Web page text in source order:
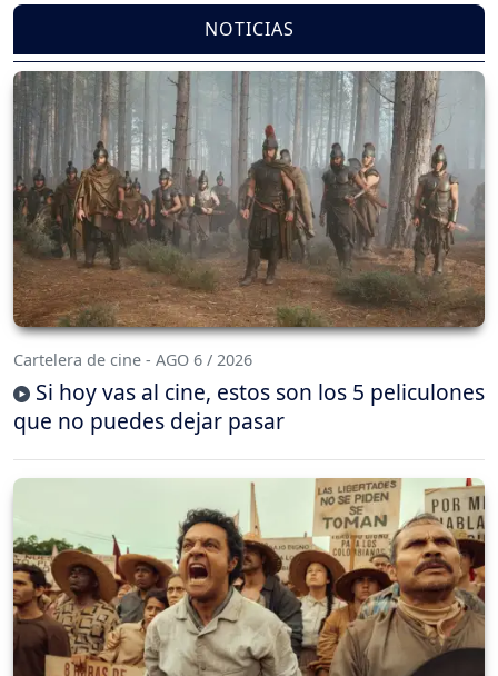
NOTICIAS
Cartelera de cine - AGO 6 / 2026
Si hoy vas al cine, estos son los 5 peliculones
que no puedes dejar pasar